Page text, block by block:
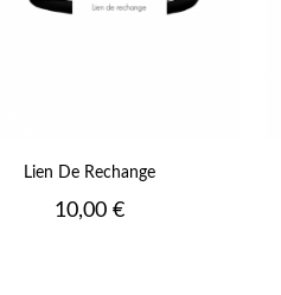
Lien De Rechange
Prix
10,00 €